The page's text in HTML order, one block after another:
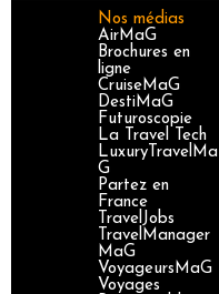
Nos médias
AirMaG
Brochures en
ligne
CruiseMaG
DestiMaG
Futuroscopie
La Travel Tech
LuxuryTravelMa
G
Partez en
France
TravelJobs
TravelManager
MaG
VoyageursMaG
Voyages